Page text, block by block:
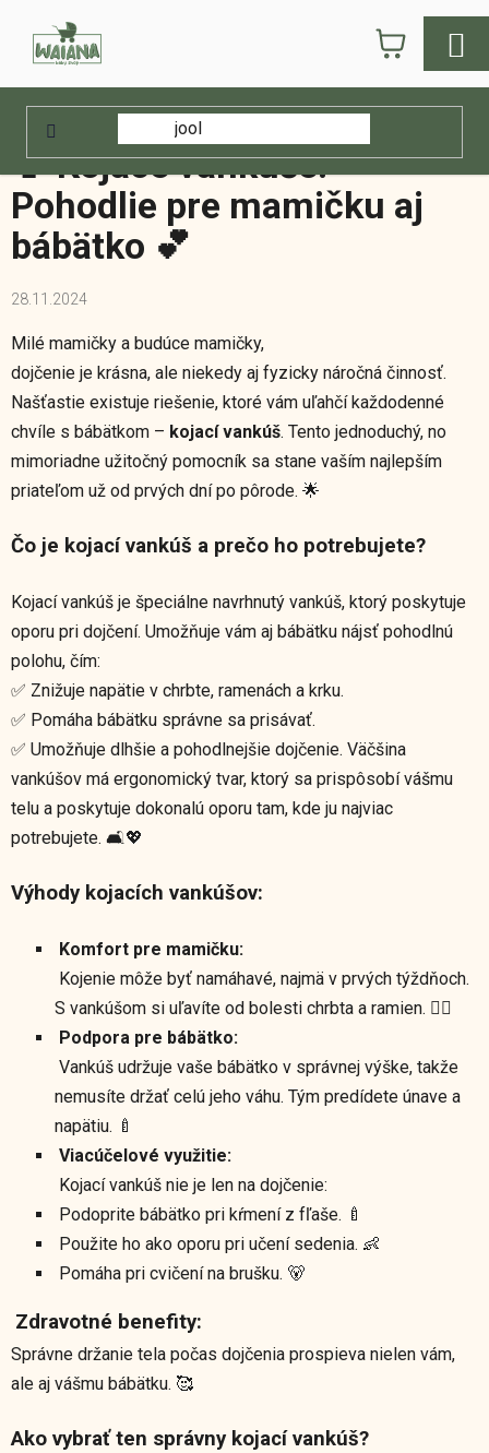
obsah
KOŠÍK
🍼 Kojace vankúše: Pohodlie pre mamičku aj
🍼 Kojace vankúše:
Pohodlie pre mamičku aj
bábätko 💕
28.11.2024
Milé mamičky a budúce mamičky,
dojčenie je krásna, ale niekedy aj fyzicky náročná činnosť.
Našťastie existuje riešenie, ktoré vám uľahčí každodenné
chvíle s bábätkom – kojací vankúš. Tento jednoduchý, no
mimoriadne užitočný pomocník sa stane vaším najlepším
priateľom už od prvých dní po pôrode. 🌟
Čo je kojací vankúš a prečo ho potrebujete?
Kojací vankúš je špeciálne navrhnutý vankúš, ktorý poskytuje
oporu pri dojčení. Umožňuje vám aj bábätku nájsť pohodlnú
polohu, čím:
✅ Znižuje napätie v chrbte, ramenách a krku.
✅ Pomáha bábätku správne sa prisávať.
✅ Umožňuje dlhšie a pohodlnejšie dojčenie. Väčšina
vankúšov má ergonomický tvar, ktorý sa prispôsobí vášmu
telu a poskytuje dokonalú oporu tam, kde ju najviac
potrebujete. 🛋️💖
Výhody kojacích vankúšov:
Komfort pre mamičku:
Kojenie môže byť namáhavé, najmä v prvých týždňoch.
S vankúšom si uľavíte od bolesti chrbta a ramien. 🧘‍♀️
Podpora pre bábätko:
Vankúš udržuje vaše bábätko v správnej výške, takže
nemusíte držať celú jeho váhu. Tým predídete únave a
napätiu. 🍼
Viacúčelové využitie:
Kojací vankúš nie je len na dojčenie:
Podoprite bábätko pri kŕmení z fľaše. 🍼
Použite ho ako oporu pri učení sedenia. 👶
Pomáha pri cvičení na brušku. 🐻
Zdravotné benefity:
Správne držanie tela počas dojčenia prospieva nielen vám,
ale aj vášmu bábätku. 🥰
Ako vybrať ten správny kojací vankúš?